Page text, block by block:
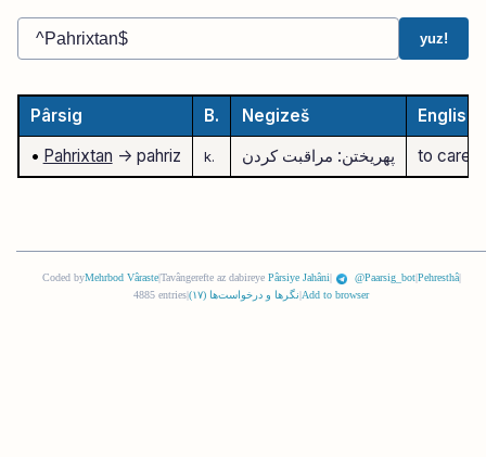
yuz!
Pârsig B. Negizeš
English
• Pahrixtan -> pahriz k. پهریختن: مراقبت کردن to care
Coded byMehrbod Vâraste|Tavângerefte az dabireye Pârsiye Jahâni| @Paarsig_bot|Pehresthâ|
4885 entries
نگرها و درخواست‌ها (١٧) Add to browser